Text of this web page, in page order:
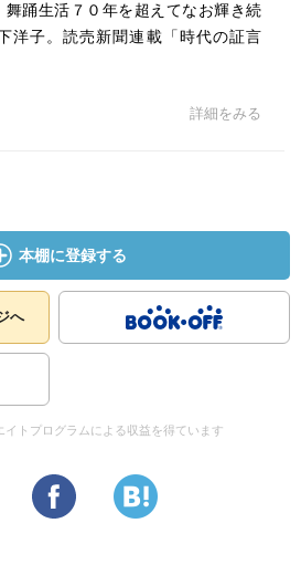
舞踊生活７０年を超えてなお輝き続
洋子。読売新聞連載「時代の証言
詳細をみる
本棚に登録する
へ
イトプログラムによる収益を得ています